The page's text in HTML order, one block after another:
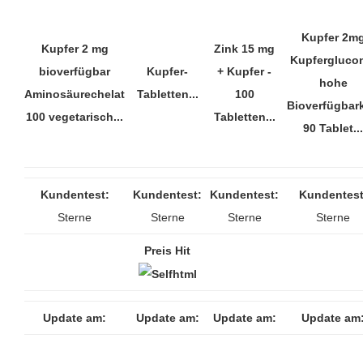
Kupfer 2 mg
bioverfügbar
Aminosäurechelat
100 vegetarisch...
Kupfer-
Tabletten...
Zink 15 mg
+ Kupfer -
100
Tabletten...
Kupfer
hohe
90 Tablet...
Kundentest:
Sterne
Kundentest:
Sterne
Kundentest:
Sterne
Sterne
Preis Hit
Update am: Update am: Update am: Update